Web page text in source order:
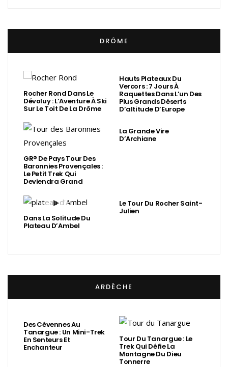
DRÔME
Rocher Rond Dans Le
Dévoluy : L’Aventure À Ski
Sur Le Toit De La Drôme
Hauts Plateaux Du
Vercors : 7 Jours À
Raquettes Dans L’un Des
Plus Grands Déserts
D’altitude D’Europe
GR® De Pays Tour Des
Baronnies Provençales :
Le Petit Trek Qui
Deviendra Grand
La Grande Vire
D’Archiane
Dans La Solitude Du
Plateau D’Ambel
Le Tour Du Rocher Saint-
Julien
ARDÈCHE
Des Cévennes Au
Tanargue : Un Mini-Trek
En Senteurs Et
Enchanteur
Tour Du Tanargue : Le
Trek Qui Défie La
Montagne Du Dieu
Tonnerre